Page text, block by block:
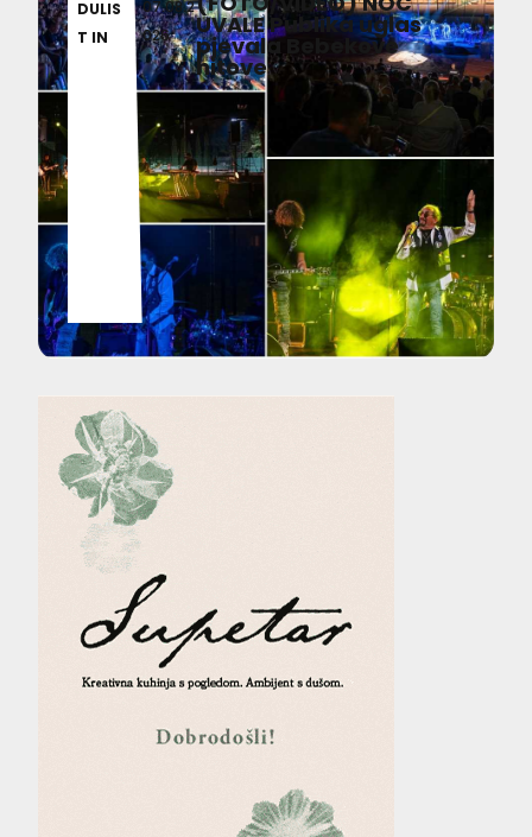
DULIS
T IN
07.08.2
026
UVALE Publika uglas
pjevala Bebekove
hitove